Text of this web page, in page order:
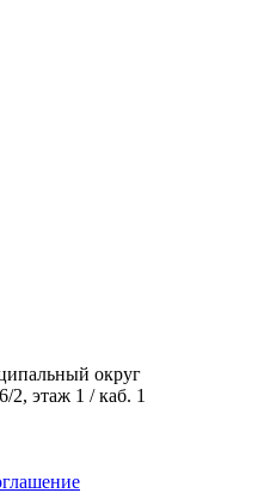
округ
этаж 1 / каб. 1